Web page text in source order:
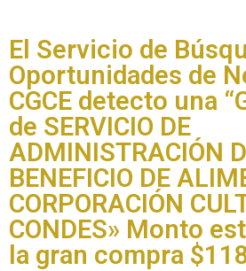
El Servicio de
Oportunidades de
CGCE detecto una
de SERVICIO DE
ADMINISTRACIÓN
BENEFICIO DE
CORPORACIÓN
CONDES» Monto
la gran compra